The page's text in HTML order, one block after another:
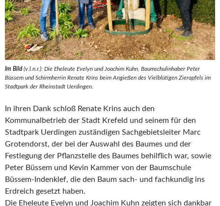
Im Bild(v.l.n.r.): Die Eheleute Evelyn und Joachim Kuhn, Baumschulinhaber Peter
Büssem und Schirmherrin Renate Krins beim Angießen des Vielblütigen Zierapfels im
Stadtpark der Rheinstadt Uerdingen.
In ihren Dank schloß Renate Krins auch den
Kommunalbetrieb der Stadt Krefeld und seinem für den
Stadtpark Uerdingen zuständigen Sachgebietsleiter Marc
Grotendorst, der bei der Auswahl des Baumes und der
Festlegung der Pflanzstelle des Baumes behilflich war, sowie
Peter Büssem und Kevin Kammer von der Baumschule
Büssem-Indenklef, die den Baum sach- und fachkundig ins
Erdreich gesetzt haben.
Die Eheleute Evelyn und Joachim Kuhn zeigten sich dankbar